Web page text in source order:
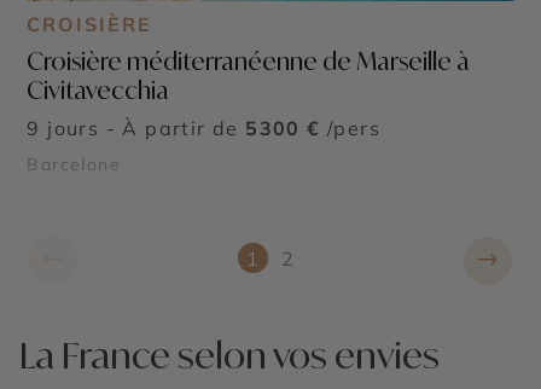
CROISIÈRE
Croisière méditerranéenne de Marseille à
Civitavecchia
9 jours - À partir de 5300 € /pers
Barcelone
1 2 →
La France selon vos envies